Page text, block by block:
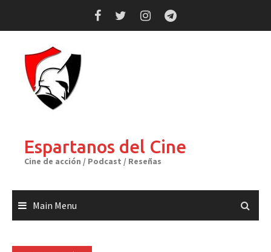
Espartanos del Cine
Cine de acción / Podcast / Reseñas
Main Menu